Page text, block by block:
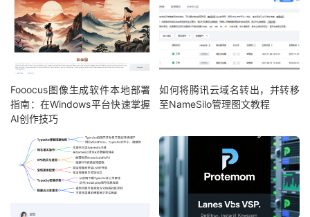
Fooocus图像生成软件本地部署
指南：在Windows平台快速掌握
AI创作技巧
如何将腾讯云域名转出，并转移
至NameSilo管理图文教程